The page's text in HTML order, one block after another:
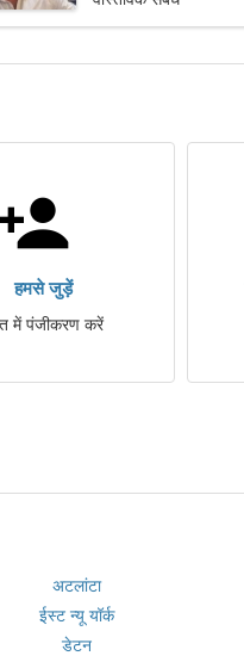
हमसे जुड़ें
में पंजीकरण करें
अटलांटा
ईस्ट न्यू यॉर्क
डेटन